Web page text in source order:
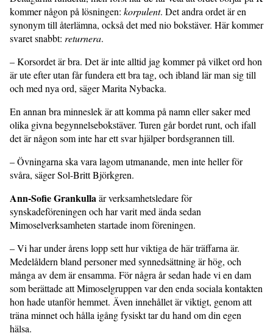
kommer någon på lösningen: korpulent. Det andra ordet är en
synonym till återlämna, också det med nio bokstäver. Här kommer
svaret snabbt: returnera.
– Korsordet är bra. Det är inte alltid jag kommer på vilket ord hon
är ute efter utan får fundera ett bra tag, och ibland lär man sig till
och med nya ord, säger Marita Nybacka.
En annan bra minneslek är att komma på namn eller saker med
olika givna begynnelsebokstäver. Turen går bordet runt, och ifall
det är någon som inte har ett svar hjälper bordsgrannen till.
– Övningarna ska vara lagom utmanande, men inte heller för
svåra, säger Sol-Britt Björkgren.
Ann-Sofie Grankullaär verksamhetsledare för
synskadeföreningen och har varit med ända sedan
Mimoselverksamheten startade inom föreningen.
– Vi har under årens lopp sett hur viktiga de här träffarna är.
Medelåldern bland personer med synnedsättning är hög, och
många av dem är ensamma. För några år sedan hade vi en dam
som berättade att Mimoselgruppen var den enda sociala kontakten
hon hade utanför hemmet. Även innehållet är viktigt, genom att
träna minnet och hålla igång fysiskt tar du hand om din egen
hälsa.